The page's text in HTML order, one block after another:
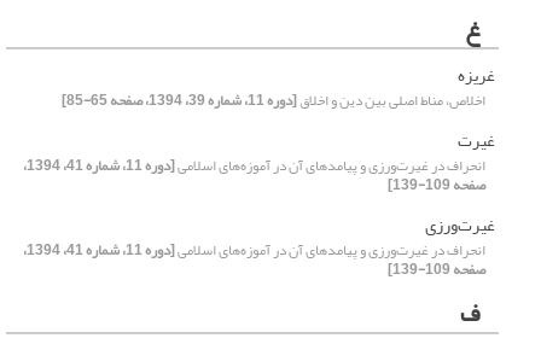
غ
غریزه
اخلاص، مناط اصلی بین دین و اخلاق[دوره 11، شماره 39، 1394، صفحه 65-85]
غیرت
انحراف در غیرت‌ورزی و پیامدهای آن در آموزه‌های اسلامی [دوره 11، شماره 41، 1394،
صفحه 109-139]
غیرت‌ورزی
انحراف در غیرت‌ورزی و پیامدهای آن در آموزه‌های اسلامی [دوره 11، شماره 41، 1394،
صفحه 109-139]
ف